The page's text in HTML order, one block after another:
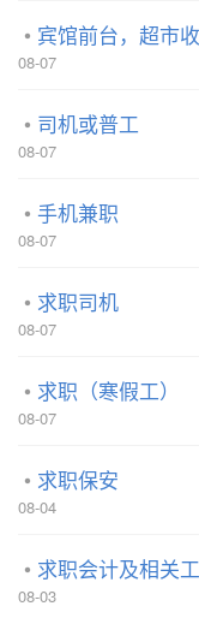
宾馆前台，超市
08-07
司机或普工
08-07
手机兼职
08-07
求职司机
08-07
求职（寒假工）
08-07
求职保安
08-04
求职会计及相关
08-03